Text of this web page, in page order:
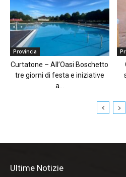
Provincia
Curtatone – All’Oasi Boschetto
tre giorni di festa e iniziative
a...
Ultime Notizie